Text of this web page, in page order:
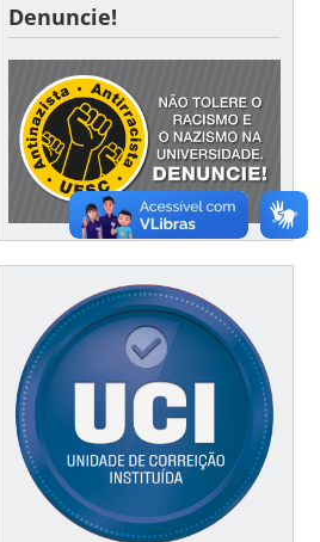
Denuncie!